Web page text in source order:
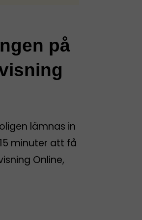
på
lämnas in
minuter att få
Online,